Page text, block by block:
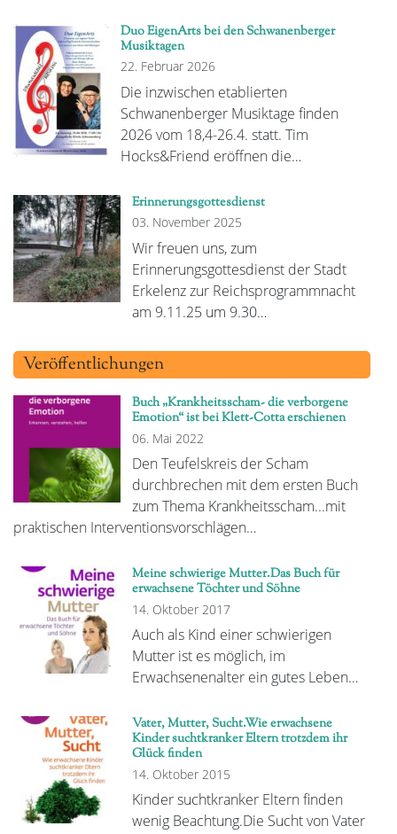
Duo EigenArts bei den Schwanenberger
Musiktagen
22. Februar 2026
Die inzwischen etablierten
Schwanenberger Musiktage finden
2026 vom 18,4-26.4. statt. Tim
Hocks&Friend eröffnen die…
Erinnerungsgottesdienst
03. November 2025
Wir freuen uns, zum
Erinnerungsgottesdienst der Stadt
Erkelenz zur Reichsprogrammnacht
am 9.11.25 um 9.30…
Veröffentlichungen
Buch „Krankheitsscham- die verborgene
Emotion“ ist bei Klett-Cotta erschienen
06. Mai 2022
Den Teufelskreis der Scham
durchbrechen mit dem ersten Buch
zum Thema Krankheitsscham...mit
praktischen Interventionsvorschlägen…
Meine schwierige Mutter.Das Buch für
erwachsene Töchter und Söhne
14. Oktober 2017
Auch als Kind einer schwierigen
Mutter ist es möglich, im
Erwachsenenalter ein gutes Leben…
Vater, Mutter, Sucht.Wie erwachsene
Kinder suchtkranker Eltern trotzdem ihr
Glück finden
14. Oktober 2015
Kinder suchtkranker Eltern finden
wenig Beachtung.Die Sucht von Vater